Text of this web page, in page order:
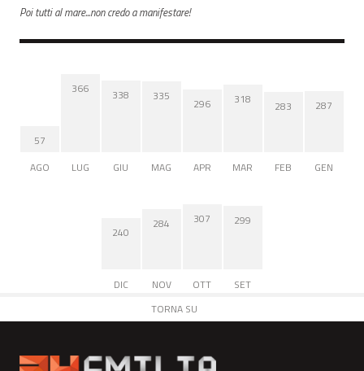
Poi tutti al mare...non credo a manifestare!
57
AGO
366
LUG
338
GIU
335
MAG
296
APR
318
MAR
283
FEB
287
GEN
240
DIC
284
NOV
307
OTT
299
SET
TORNA SU